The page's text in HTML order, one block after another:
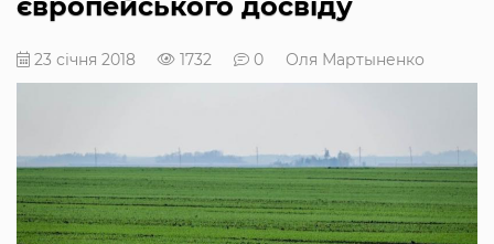
23 січня 2018 1732 0 Оля Мартыненко